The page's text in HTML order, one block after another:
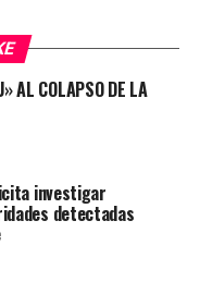
AL COLAPSO DE LA
investigar
detectadas